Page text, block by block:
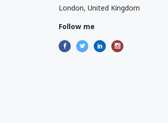
London, United Kingdom
Follow me